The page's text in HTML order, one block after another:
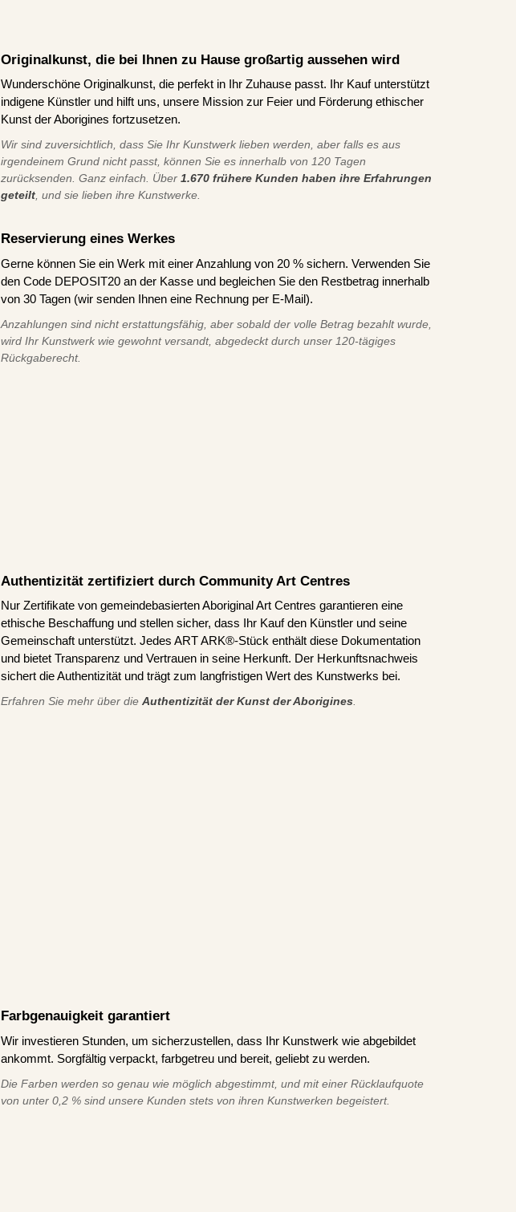
Originalkunst, die bei Ihnen zu Hause großartig aussehen wird
Wunderschöne Originalkunst, die perfekt in Ihr Zuhause passt. Ihr Kauf unterstützt
indigene Künstler und hilft uns, unsere Mission zur Feier und Förderung ethischer
Kunst der Aborigines fortzusetzen.
Wir sind zuversichtlich, dass Sie Ihr Kunstwerk lieben werden, aber falls es aus
irgendeinem Grund nicht passt, können Sie es innerhalb von 120 Tagen
zurücksenden. Ganz einfach. Über 1.670 frühere Kunden haben ihre Erfahrungen
geteilt, und sie lieben ihre Kunstwerke.
Reservierung eines Werkes
Gerne können Sie ein Werk mit einer Anzahlung von 20 % sichern. Verwenden Sie
den Code DEPOSIT20 an der Kasse und begleichen Sie den Restbetrag innerhalb
von 30 Tagen (wir senden Ihnen eine Rechnung per E-Mail).
Anzahlungen sind nicht erstattungsfähig, aber sobald der volle Betrag bezahlt wurde,
wird Ihr Kunstwerk wie gewohnt versandt, abgedeckt durch unser 120-tägiges
Rückgaberecht.
Authentizität zertifiziert durch Community Art Centres
Nur Zertifikate von gemeindebasierten Aboriginal Art Centres garantieren eine
ethische Beschaffung und stellen sicher, dass Ihr Kauf den Künstler und seine
Gemeinschaft unterstützt. Jedes ART ARK®-Stück enthält diese Dokumentation
und bietet Transparenz und Vertrauen in seine Herkunft. Der Herkunftsnachweis
sichert die Authentizität und trägt zum langfristigen Wert des Kunstwerks bei.
Erfahren Sie mehr über die Authentizität der Kunst der Aborigines.
Farbgenauigkeit garantiert
Wir investieren Stunden, um sicherzustellen, dass Ihr Kunstwerk wie abgebildet
ankommt. Sorgfältig verpackt, farbgetreu und bereit, geliebt zu werden.
Die Farben werden so genau wie möglich abgestimmt, und mit einer Rücklaufquote
von unter 0,2 % sind unsere Kunden stets von ihren Kunstwerken begeistert.